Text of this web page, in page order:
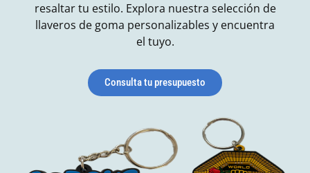
resaltar tu estilo. Explora nuestra selección de
llaveros de goma personalizables y encuentra
el tuyo.
Consulta tu presupuesto